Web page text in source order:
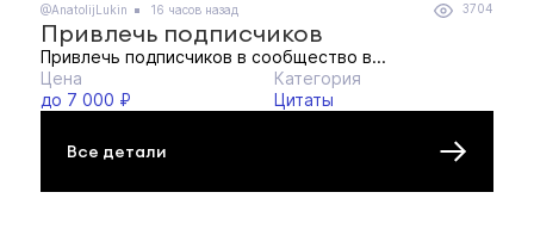
@AnatolijLukin 16 часов назад 3704
Привлечь подписчиков
Привлечь подписчиков в сообщество в...
Цена
до 7 000 ₽
Категория
Цитаты
Все детали